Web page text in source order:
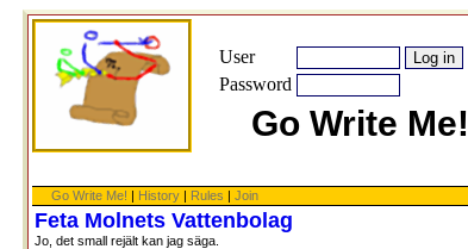
User
Password
Go Write Me!
Go Write Me! | History | Rules | Join
Feta Molnets Vattenbolag
Jo, det small rejält kan jag säga.